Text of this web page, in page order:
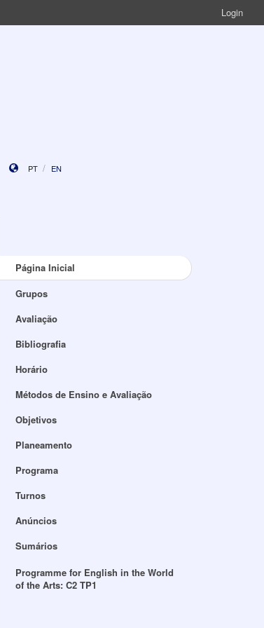
Login
PT EN
Página Inicial
Grupos
Avaliação
Bibliografia
Horário
Métodos de Ensino e Avaliação
Objetivos
Planeamento
Programa
Turnos
Anúncios
Sumários
Programme for English in the World
of the Arts: C2 TP1